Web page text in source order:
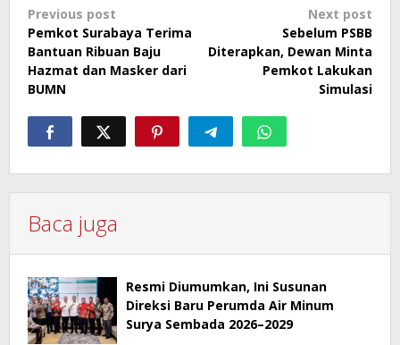
Post
navigation
Previous post
Pemkot Surabaya Terima
Bantuan Ribuan Baju
Hazmat dan Masker dari
BUMN
Next post
Sebelum PSBB
Diterapkan, Dewan Minta
Pemkot Lakukan
Simulasi
Baca juga
Resmi Diumumkan, Ini Susunan
Direksi Baru Perumda Air Minum
Surya Sembada 2026–2029